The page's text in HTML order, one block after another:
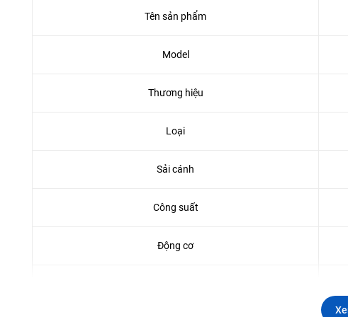
Tên sản phẩm
Model
Thương hiệu
Loại
Sải cánh
Công suất
Động cơ